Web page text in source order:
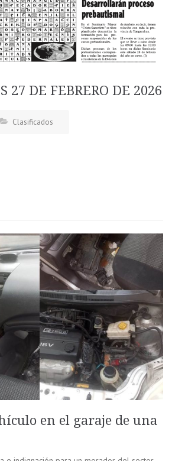
27 DE FEBRERO DE 2026
Clasificados
en el garaje de una